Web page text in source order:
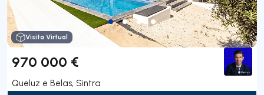
Visita Virtual
970 000 €
Queluz e Belas, Sintra